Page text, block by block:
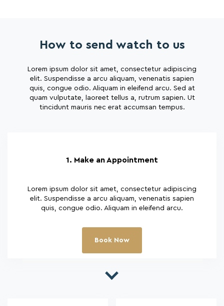
How to send watch to us
Lorem ipsum dolor sit amet, consectetur adipiscing
elit. Suspendisse a arcu aliquam, venenatis sapien
quis, congue odio. Aliquam in eleifend arcu. Sed at
quam vulputate, laoreet tellus a, rutrum sapien. Ut
tincidunt mauris nec erat accumsan tempus.
1. Make an Appointment
Lorem ipsum dolor sit amet, consectetur adipiscing
elit. Suspendisse a arcu aliquam, venenatis sapien
quis, congue odio. Aliquam in eleifend arcu.
Book Now